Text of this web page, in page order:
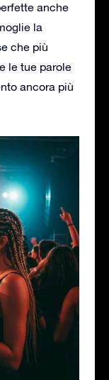
anche
la
che più
le tue parole
ancora più